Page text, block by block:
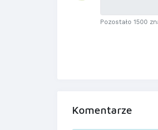
Pozostało 1500
Komentarze